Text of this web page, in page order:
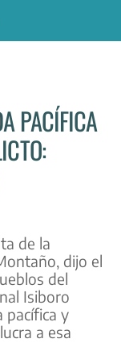
PACÍFICA
de la
dijo el
del
Isiboro
pacífica y
a esa